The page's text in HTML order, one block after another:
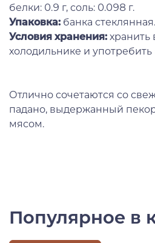
белки: 0.9 г, соль: 0.098 г.
Упаковка: банка стеклянная.
Условия хранения: хранить
холодильнике и
Отлично сочетаются со
падано, выдержанный
мясом.
Популярное в